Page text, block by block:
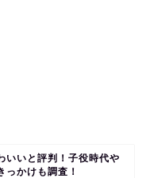
いいと評判！子役時代や
っかけも調査！